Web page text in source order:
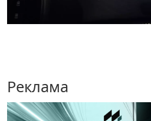
Реклама